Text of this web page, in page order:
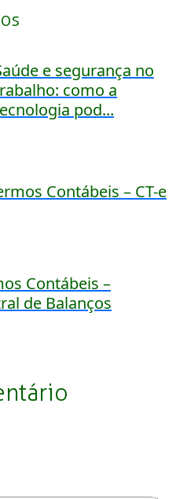
e segurança no
como a
pod...
Contábeis – CT-e
Contábeis –
de Balanços